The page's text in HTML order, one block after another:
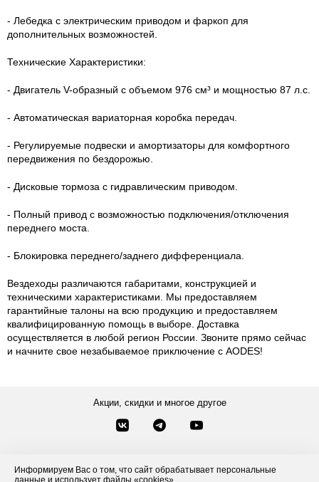
Информируем Вас о том, что сайт обрабатывает персональные
данные и использует файлы «cookies».
- Лебедка с электрическим приводом и фаркоп для
дополнительных возможностей.
Технические Характеристики:
- Двигатель V-образный с объемом 976 см³ и мощностью 87 л.с.
- Автоматическая вариаторная коробка передач.
- Регулируемые подвески и амортизаторы для комфортного
передвижения по бездорожью.
- Дисковые тормоза с гидравлическим приводом.
- Полный привод с возможностью подключения/отключения
переднего моста.
- Блокировка переднего/заднего дифференциала.
Вездеходы различаются габаритами, конструкцией и
техническими характеристиками. Мы предоставляем
гарантийные талоны на всю продукцию и предоставляем
квалифицированную помощь в выборе. Доставка
осуществляется в любой регион России. Звоните прямо сейчас
и начните свое незабываемое приключение с AODES!
Акции, скидки и многое другое